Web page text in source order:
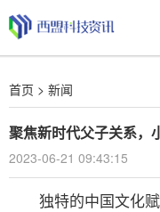
首页 > 新闻
聚焦新时代父子关系，
2023-06-21 09:43:15
独特的中国文化赋